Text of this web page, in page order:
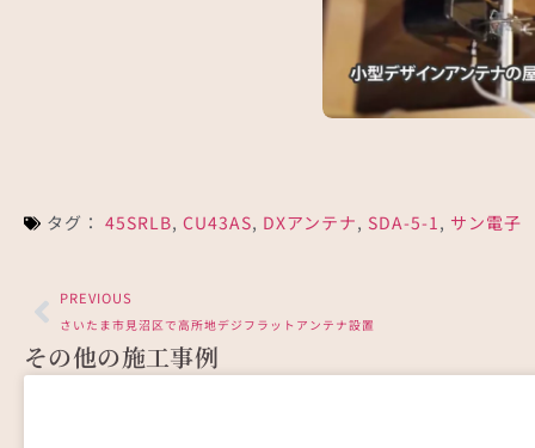
タグ： 45SRLB, CU43AS, DXアンテナ, SDA-5-1, サン電子
PREVIOUS
さいたま市見沼区で高所地デジフラットアンテナ設置
その他の施工事例